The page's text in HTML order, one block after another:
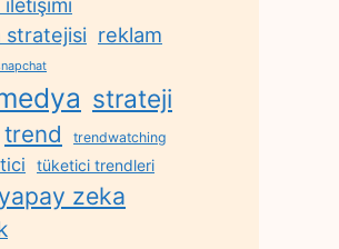
stratejisi reklam
strateji
trend trendwatching
tüketici trendleri
yapay zeka